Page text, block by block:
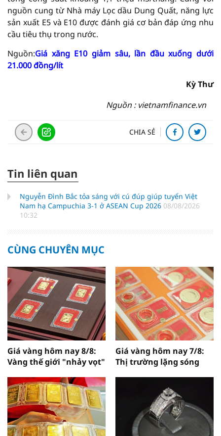
nguồn cung từ Nhà máy Lọc dầu Dung Quất, năng lực
sản xuất E5 và E10 được đánh giá cơ bản đáp ứng nhu
cầu tiêu thụ trong nước.
Nguồn:Giá xăng E10 giảm sâu, lần đầu xuống dưới
21.000 đồng/lít
Kỳ Thư
Nguồn : vietnamfinance.vn
CHIA SẺ
Tin liên quan
Nguyễn Đình Bắc tỏa sáng với cú đúp giúp tuyển Việt
Nam hạ Campuchia 3-1 ở ASEAN Cup 2026 08/08/2026
10:32
CÙNG CHUYÊN MỤC
Giá vàng hôm nay 8/8:
Vàng thế giới "nhảy vọt"
Giá vàng hôm nay 7/8:
Thị trường lặng sóng